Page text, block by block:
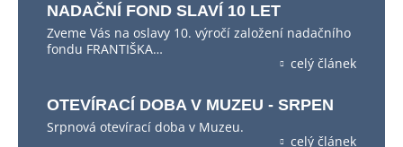
NADAČNÍ FOND SLAVÍ 10 LET
Zveme Vás na oslavy 10. výročí založení nadačního
fondu FRANTIŠKA…
celý článek
OTEVÍRACÍ DOBA V MUZEU - SRPEN
Srpnová otevírací doba v Muzeu.
celý článek